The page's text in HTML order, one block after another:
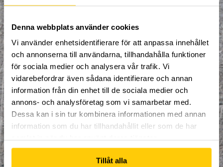
Denna webbplats använder cookies
Vi använder enhetsidentifierare för att anpassa innehållet
och annonserna till användarna, tillhandahålla funktioner
för sociala medier och analysera vår trafik. Vi
vidarebefordrar även sådana identifierare och annan
information från din enhet till de sociala medier och
annons- och analysföretag som vi samarbetar med.
Dessa kan i sin tur kombinera informationen med annan
information som du har tillhandahållit eller som de har
Tillåt alla
anläggningen varje eftermiddag till och med
16:00. I anmälningsavgiften så ingår:
Lunch måndag - fredag.
Mellanmål måndag - fredag.
Hyra av redskap.
Fri tillgång till hela Dome Adrenaline Zone
Goodiebag till värde av 500kr!
Saker att ta med sig: